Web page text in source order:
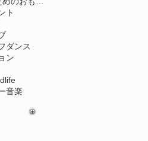
ト
ダンス
ン
音楽